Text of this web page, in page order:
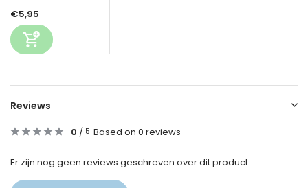
€5,95
Reviews
0 / 5 Based on 0 reviews
Er zijn nog geen reviews geschreven over dit product..